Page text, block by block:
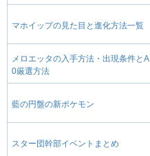
マホイップの見た目と進化方法一覧
メロエッタの入手方法・出現条件とA
0厳選方法
藍の円盤の新ポケモン
スター団幹部イベントまとめ